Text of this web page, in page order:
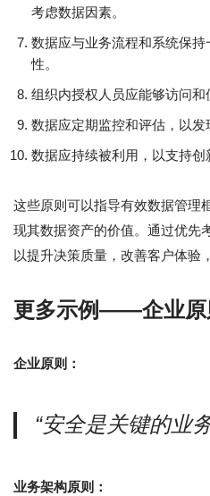
考虑数据因素。
数据应与业务流程和系统保
性。
组织内授权人员应能够访问和
数据应定期监控和评估，以发
数据应持续被利用，以支持创
这些原则可以指导有效数据管理
现其数据资产的价值。通过优先
以提升决策质量，改善客户体验
更多示例——企业原
企业原则：
“安全是关键的业
业务架构原则：